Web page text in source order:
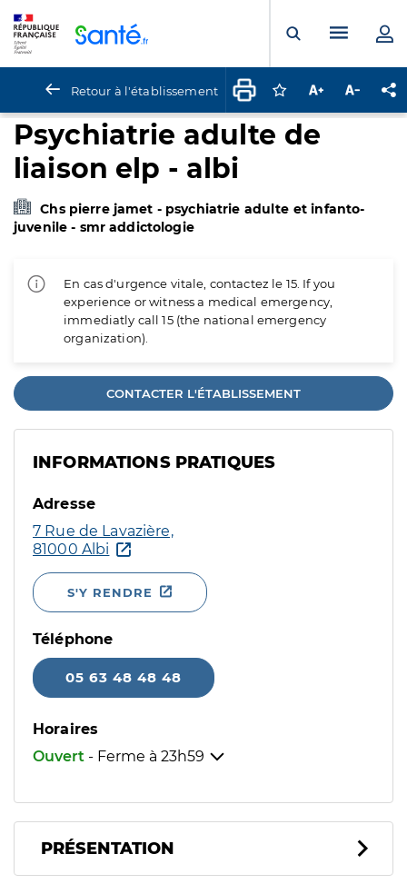
Ouvrir laMenu
Retour à l'établissement Connectez-vous
Augmenter la
Psychiatrie adulte de
liaison elp - albi
Chs pierre jamet - psychiatrie adulte et infanto-
juvenile - smr addictologie
En cas d'urgence vitale, contactez le 15. If you
experience or witness a medical emergency,
immediatly call 15 (the national emergency
organization).
CONTACTER L'ÉTABLISSEMENT
INFORMATIONS PRATIQUES
Adresse
7 Rue de Lavazière,
81000 Albi
S'Y RENDRE
Téléphone
05 63 48 48 48
Horaires
Ouvert - Ferme à 23h59
PRÉSENTATION